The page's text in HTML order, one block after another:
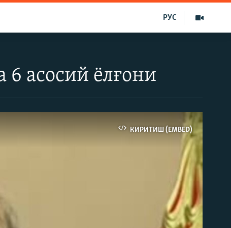
РУС
асосий ёлғони
КИРИТИШ (EMBED)